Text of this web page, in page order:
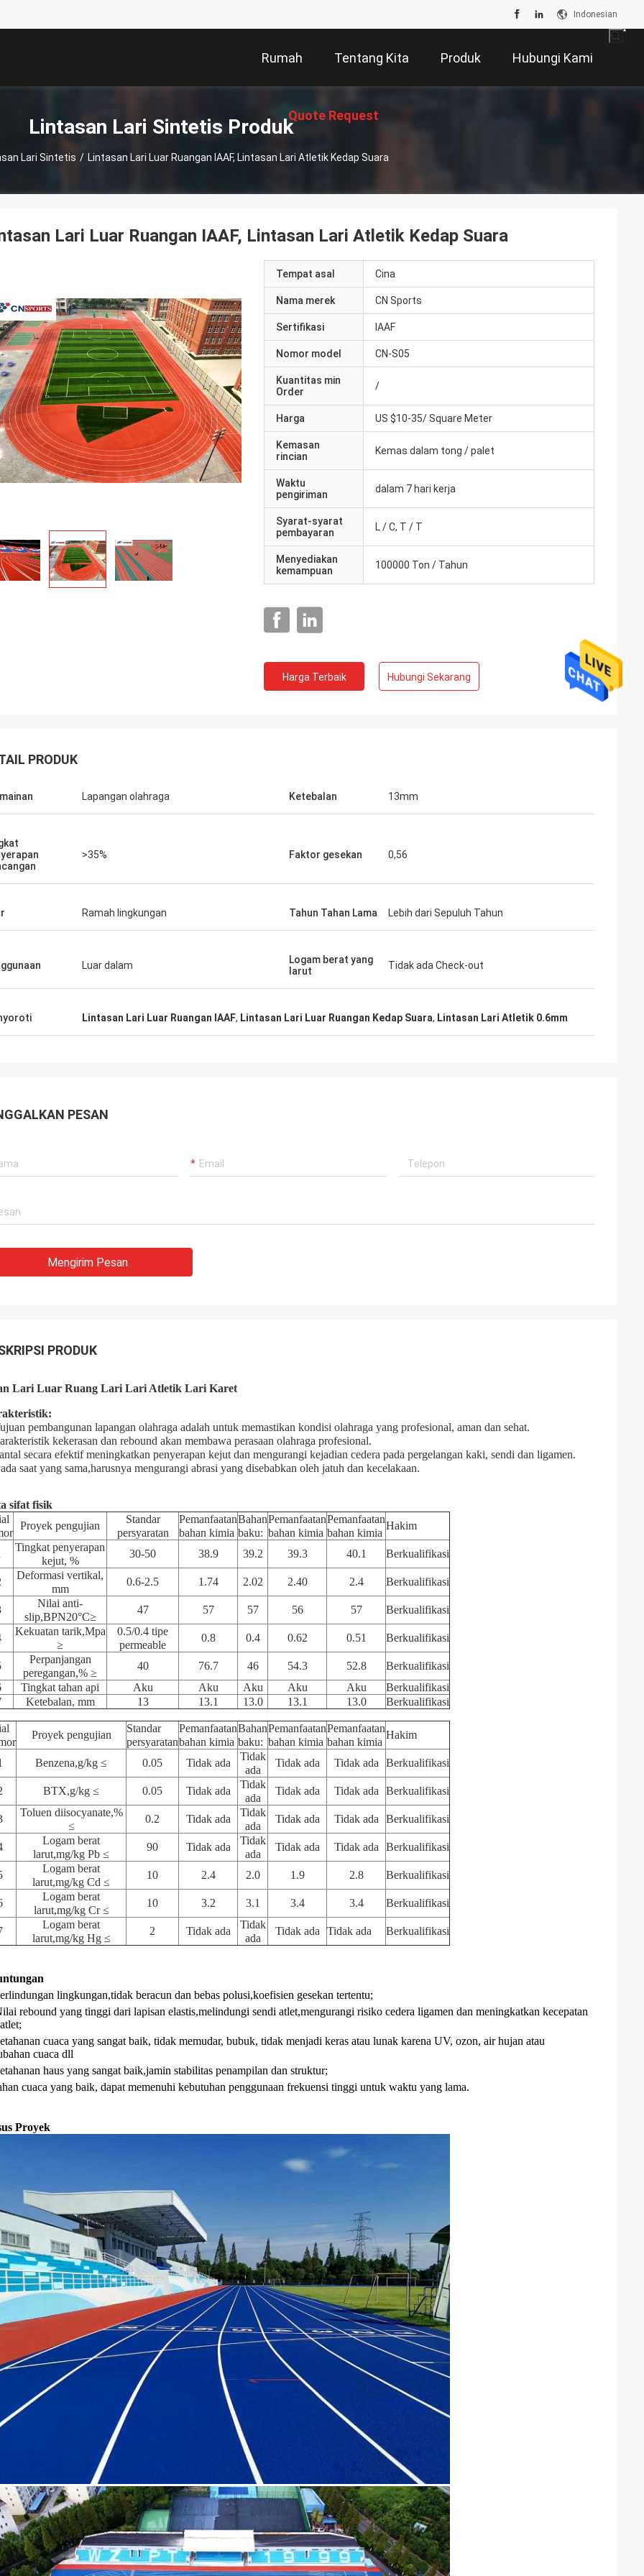
Indonesian
Rumah Tentang Kita Produk Hubungi Kami
Quote Request
Lintasan Lari Sintetis Produk
Lari Sintetis / Lintasan Lari Luar Ruangan IAAF, Lintasan Lari Atletik Kedap Suara
Jackson
adalah perusahaan yang dapat
Menyediakan produk dan
yang sangat baik.
Lari Luar Ruangan IAAF, Lintasan Lari Atletik Kedap Suara
Tempat asal Cina
Nama merek CN Sports
Sertifikasi IAAF
Nomor model CN-S05
Kuantitas min
Order
/
Harga US $10-35/ Square Meter
Kemasan
rincian
Kemas dalam tong / palet
Waktu
pengiriman
dalam 7 hari kerja
Syarat-syarat
pembayaran
L / C, T / T
Menyediakan
kemampuan
100000 Ton / Tahun
Harga Terbaik Hubungi Sekarang
PRODUK
Lapangan olahraga Ketebalan 13mm
>35% Faktor gesekan 0,56
Ramah lingkungan Tahun Tahan Lama Lebih dari Sepuluh Tahun
Luar dalam
Logam berat yang
larut
Tidak ada Check-out
Lintasan Lari Luar Ruangan IAAF, Lintasan Lari Luar Ruangan Kedap Suara, Lintasan Lari Atletik 0.6mm
PESAN
Mengirim Pesan
PRODUK
Lari Luar Ruang Lari Lari Atletik Lari Karet
pembangunan lapangan olahraga adalah untuk memastikan kondisi olahraga yang profesional, aman dan sehat.
kekerasan dan rebound akan membawa perasaan olahraga profesional.
secara efektif meningkatkan penyerapan kejut dan mengurangi kejadian cedera pada pergelangan kaki, sendi dan ligamen.
saat yang sama,harusnya mengurangi abrasi yang disebabkan oleh jatuh dan kecelakaan.
sifat fisik
Proyek pengujian
Standar
persyaratan
Pemanfaatan
bahan kimia
Bahan
baku:
Pemanfaatan
bahan kimia
Pemanfaatan
bahan kimia
Hakim
Tingkat penyerapan
kejut, %
30-50 38.9 39.2 39.3 40.1 Berkualifikasi
Deformasi vertikal,
mm
0.6-2.5 1.74 2.02 2.40 2.4 Berkualifikasi
Nilai anti-
slip,BPN20°C≥
47 57 57 56 57 Berkualifikasi
Kekuatan tarik,Mpa
≥
0.5/0.4 tipe
permeable
0.8 0.4 0.62 0.51 Berkualifikasi
Perpanjangan
peregangan,% ≥
40 76.7 46 54.3 52.8
Berkualifikasi
Tingkat tahan api Aku Aku Aku Aku Aku
Berkualifikasi
Ketebalan, mm 13 13.1 13.0 13.1 13.0 Berkualifikasi
Proyek pengujian
Standar
persyaratan
Pemanfaatan
bahan kimia
Bahan
baku:
Pemanfaatan
bahan kimia
Pemanfaatan
bahan kimia
Hakim
Benzena,g/kg ≤ 0.05 Tidak ada
Tidak
ada
Tidak ada Tidak ada Berkualifikasi
BTX,g/kg ≤ 0.05 Tidak ada
Tidak
ada
Tidak ada Tidak ada Berkualifikasi
Toluen diisocyanate,%
≤
0.2 Tidak ada
Tidak
ada
Tidak ada Tidak ada Berkualifikasi
Logam berat
larut,mg/kg Pb ≤
90 Tidak ada
Tidak
ada
Tidak ada Tidak ada Berkualifikasi
Logam berat
larut,mg/kg Cd ≤
10 2.4 2.0 1.9 2.8 Berkualifikasi
Logam berat
larut,mg/kg Cr ≤
10 3.2 3.1 3.4 3.4 Berkualifikasi
Logam berat
larut,mg/kg Hg ≤
2 Tidak ada
Tidak
ada
Tidak ada Tidak ada Berkualifikasi
lingkungan,tidak beracun dan bebas polusi,koefisien gesekan tertentu;
rebound yang tinggi dari lapisan elastis,melindungi sendi atlet,mengurangi risiko cedera ligamen dan meningkatkan kecepatan
cuaca yang sangat baik, tidak memudar, bubuk, tidak menjadi keras atau lunak karena UV, ozon, air hujan atau
cuaca dll
haus yang sangat baik,jamin stabilitas penampilan dan struktur;
cuaca yang baik, dapat memenuhi kebutuhan penggunaan frekuensi tinggi untuk waktu yang lama.
Proyek